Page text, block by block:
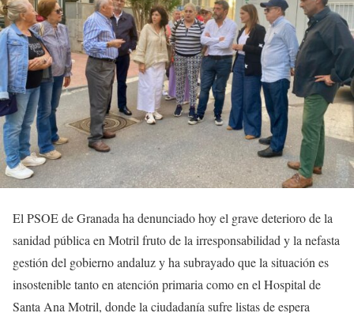
El PSOE de Granada ha denunciado hoy el grave deterioro de la
sanidad pública en Motril fruto de la irresponsabilidad y la nefasta
gestión del gobierno andaluz y ha subrayado que la situación es
insostenible tanto en atención primaria como en el Hospital de
Santa Ana Motril, donde la ciudadanía sufre listas de espera